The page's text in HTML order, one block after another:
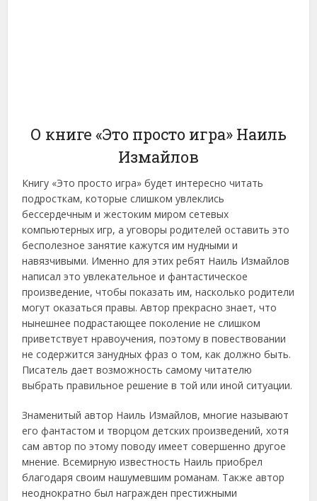
О книге «Это просто игра» Наиль
Измайлов
Книгу «Это просто игра» будет интересно читать
подросткам, которые слишком увлеклись
бессердечным и жестоким миром сетевых
компьютерных игр, а уговоры родителей оставить это
бесполезное занятие кажутся им нудными и
навязчивыми. Именно для этих ребят Наиль Измайлов
написал это увлекательное и фантастическое
произведение, чтобы показать им, насколько родители
могут оказаться правы. Автор прекрасно знает, что
нынешнее подрастающее поколение не слишком
приветствует нравоучения, поэтому в повествовании
не содержится занудных фраз о том, как должно быть.
Писатель дает возможность самому читателю
выбрать правильное решение в той или иной ситуации.
Знаменитый автор Наиль Измайлов, многие называют
его фантастом и творцом детских произведений, хотя
сам автор по этому поводу имеет совершенно другое
мнение. Всемирную известность Наиль приобрел
благодаря своим нашумевшим романам. Также автор
неоднократно был награжден престижными